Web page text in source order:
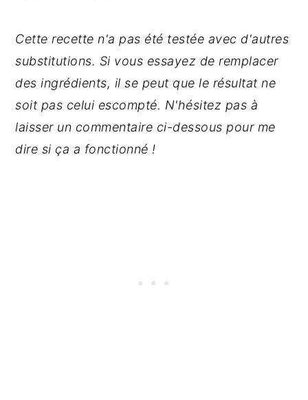
Cette recette n'a pas été testée avec d'autres
substitutions. Si vous essayez de remplacer
des ingrédients, il se peut que le résultat ne
soit pas celui escompté. N'hésitez pas à
laisser un commentaire ci-dessous pour me
dire si ça a fonctionné !